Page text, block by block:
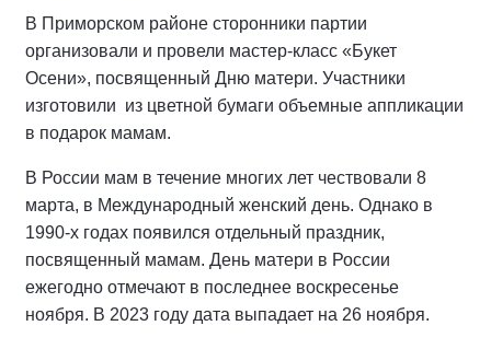
В Приморском районе сторонники партии
организовали и провели мастер-класс «Букет
Осени», посвященный Дню матери. Участники
изготовили из цветной бумаги объемные аппликации
в подарок мамам.
В России мам в течение многих лет чествовали 8
марта, в Международный женский день. Однако в
1990-х годах появился отдельный праздник,
посвященный мамам. День матери в России
ежегодно отмечают в последнее воскресенье
ноября. В 2023 году дата выпадает на 26 ноября.